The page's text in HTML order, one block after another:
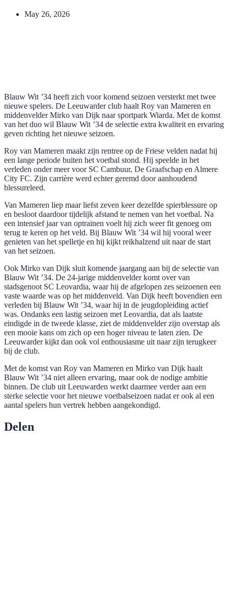
May 26, 2026
Blauw Wit ’34 heeft zich voor komend seizoen versterkt met twee
nieuwe spelers. De Leeuwarder club haalt Roy van Mameren en
middenvelder Mirko van Dijk naar sportpark Wiarda. Met de komst
van het duo wil Blauw Wit ’34 de selectie extra kwaliteit en ervaring
geven richting het nieuwe seizoen.
Roy van Mameren maakt zijn rentree op de Friese velden nadat hij
een lange periode buiten het voetbal stond. Hij speelde in het
verleden onder meer voor SC Cambuur, De Graafschap en Almere
City FC. Zijn carrière werd echter geremd door aanhoudend
blessureleed.
Van Mameren liep maar liefst zeven keer dezelfde spierblessure op
en besloot daardoor tijdelijk afstand te nemen van het voetbal. Na
een intensief jaar van optrainen voelt hij zich weer fit genoeg om
terug te keren op het veld. Bij Blauw Wit ’34 wil hij vooral weer
genieten van het spelletje en hij kijkt reikhalzend uit naar de start
van het seizoen.
Ook Mirko van Dijk sluit komende jaargang aan bij de selectie van
Blauw Wit ’34. De 24-jarige middenvelder komt over van
stadsgenoot SC Leovardia, waar hij de afgelopen zes seizoenen een
vaste waarde was op het middenveld. Van Dijk heeft bovendien een
verleden bij Blauw Wit ’34, waar hij in de jeugdopleiding actief
was. Ondanks een lastig seizoen met Leovardia, dat als laatste
eindigde in de tweede klasse, ziet de middenvelder zijn overstap als
een mooie kans om zich op een hoger niveau te laten zien. De
Leeuwarder kijkt dan ook vol enthousiasme uit naar zijn terugkeer
bij de club.
Met de komst van Roy van Mameren en Mirko van Dijk haalt
Blauw Wit ’34 niet alleen ervaring, maar ook de nodige ambitie
binnen. De club uit Leeuwarden werkt daarmee verder aan een
sterke selectie voor het nieuwe voetbalseizoen nadat er ook al een
aantal spelers hun vertrek hebben aangekondigd.
Delen